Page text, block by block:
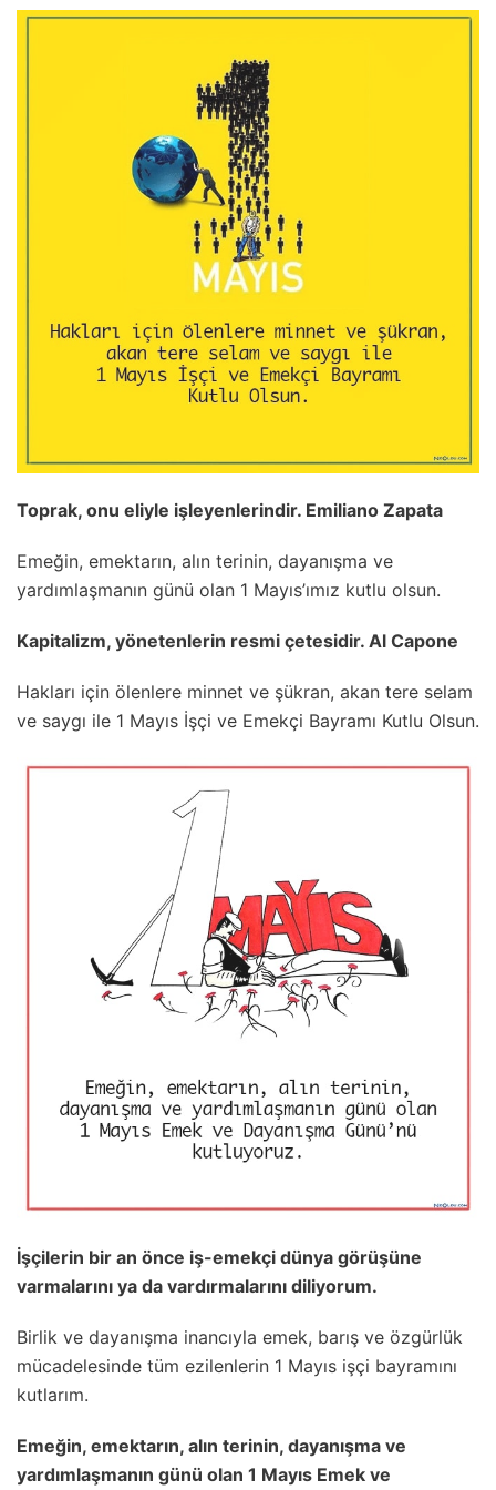
Toprak, onu eliyle işleyenlerindir. Emiliano Zapata
Emeğin, emektarın, alın terinin, dayanışma ve
yardımlaşmanın günü olan 1 Mayıs’ımız kutlu olsun.
Kapitalizm, yönetenlerin resmi çetesidir. Al Capone
Hakları için ölenlere minnet ve şükran, akan tere selam
ve saygı ile 1 Mayıs İşçi ve Emekçi Bayramı Kutlu Olsun.
İşçilerin bir an önce iş-emekçi dünya görüşüne
varmalarını ya da vardırmalarını diliyorum.
Birlik ve dayanışma inancıyla emek, barış ve özgürlük
mücadelesinde tüm ezilenlerin 1 Mayıs işçi bayramını
kutlarım.
Emeğin, emektarın, alın terinin, dayanışma ve
yardımlaşmanın günü olan 1 Mayıs Emek ve